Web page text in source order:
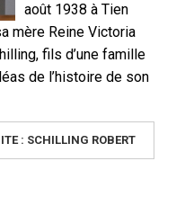
août 1938 à Tien
mère Reine Victoria
fils d’une famille
de l’histoire de son
: SCHILLING ROBERT